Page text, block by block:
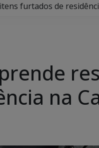
furtados de
na